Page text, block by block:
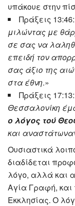
υπάκουε στην
Πράξεις
μιλώντας με
σε σας να
επειδή τον
σας άξιο της
στα έθνη.»
Πράξεις
Θεσσαλονίκη
ο λόγος τού
και
Ουσιαστικά
διαδίδεται
λόγο, αλλά και
Αγία Γραφή, και
Εκκλησίας. Ο